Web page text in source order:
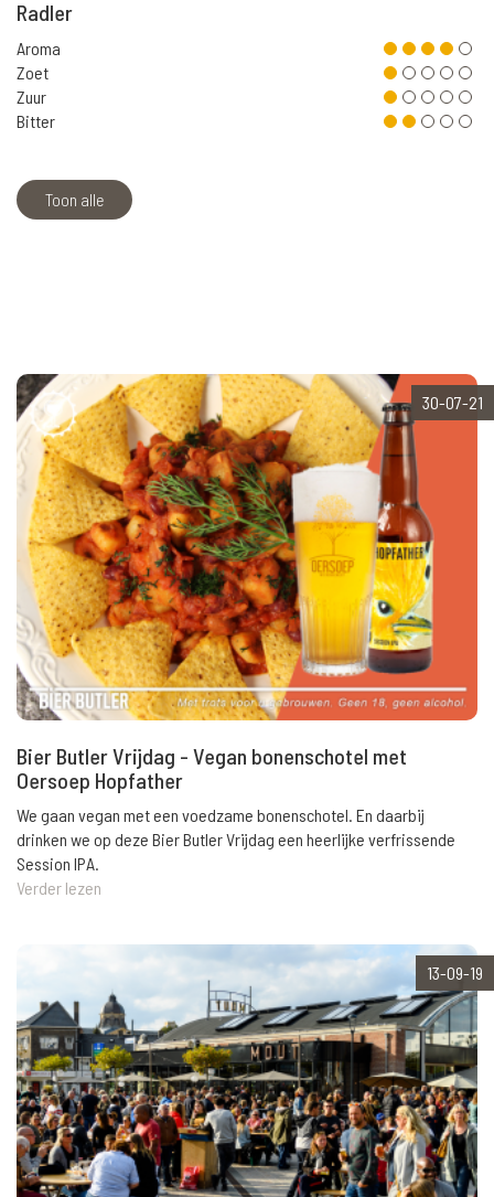
Radler
Aroma
Zoet
Zuur
Bitter
Toon alle
30-07-21
Bier Butler Vrijdag - Vegan bonenschotel met
Oersoep Hopfather
We gaan vegan met een voedzame bonenschotel. En daarbij
drinken we op deze Bier Butler Vrijdag een heerlijke verfrissende
Session IPA.
Verder lezen
13-09-19